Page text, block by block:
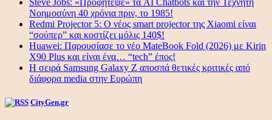
Νοημοσύνη 40 χρόνια πριν, το 1985!
Redmi Projector 5: Ο νέος smart projector της Xiaomi είναι
“σούπερ” και κοστίζει μόλις 140$!
Huawei: Παρουσίασε το νέο MateBook Fold (2026) με Kirin
X90 Plus και είναι ένα… “tech” έπος!
Η σειρά Samsung Galaxy Z αποσπά θετικές κριτικές από
διάφορα media στην Ευρώπη
CityGen.gr